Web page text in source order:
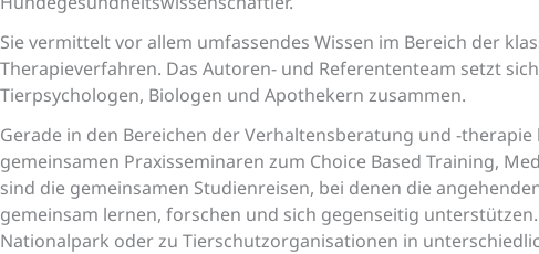
Sie vermittelt vor allem umfassendes Wissen im Bereich der
Therapieverfahren. Das Autoren- und Referententeam setzt
Tierpsychologen, Biologen und Apothekern zusammen.
Gerade in den Bereichen der Verhaltensberatung und -
gemeinsamen Praxisseminaren zum Choice Based Training,
sind die gemeinsamen Studienreisen, bei denen die
gemeinsam lernen, forschen und sich gegenseitig
Nationalpark oder zu Tierschutzorganisationen in